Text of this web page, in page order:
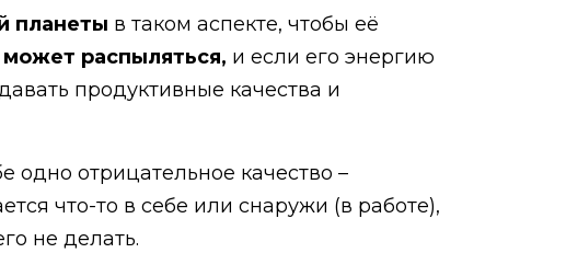
планеты в таком аспекте, чтобы её
может распыляться, и если его энергию
продуктивные качества и
одно отрицательное качество –
что-то в себе или снаружи (в работе),
не делать.